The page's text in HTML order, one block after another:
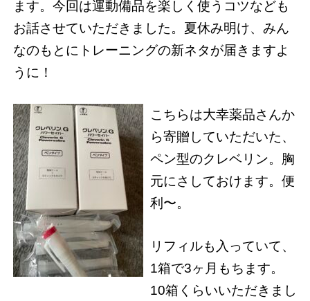
ます。今回は運動備品を楽しく使うコツなども
お話させていただきました。夏休み明け、みん
なのもとにトレーニングの新ネタが届きますよ
うに！
こちらは大幸薬品さんか
ら寄贈していただいた、
ペン型のクレベリン。胸
元にさしておけます。便
利〜。
リフィルも入っていて、
1箱で3ヶ月もちます。
10箱くらいいただきまし